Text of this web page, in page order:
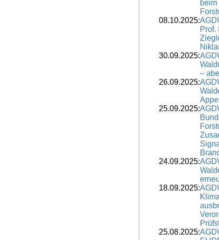
08.10.2025:
Prof.
30.09.2025:
–
26.09.2025:
25.09.2025:
24.09.2025:
18.09.2025:
25.08.2025: